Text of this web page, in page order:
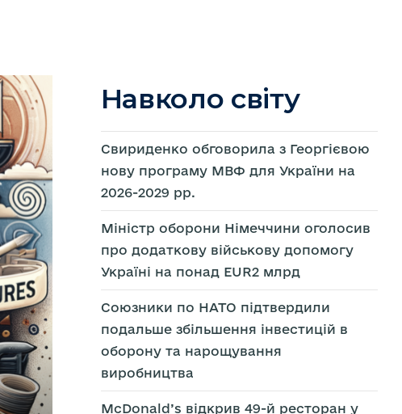
Навколо світу
Свириденко обговорила з Георгієвою
нову програму МВФ для України на
2026-2029 рр.
Міністр оборони Німеччини оголосив
про додаткову військову допомогу
Україні на понад EUR2 млрд
Союзники по НАТО підтвердили
подальше збільшення інвестицій в
оборону та нарощування
виробництва
McDonald’s відкрив 49-й ресторан у